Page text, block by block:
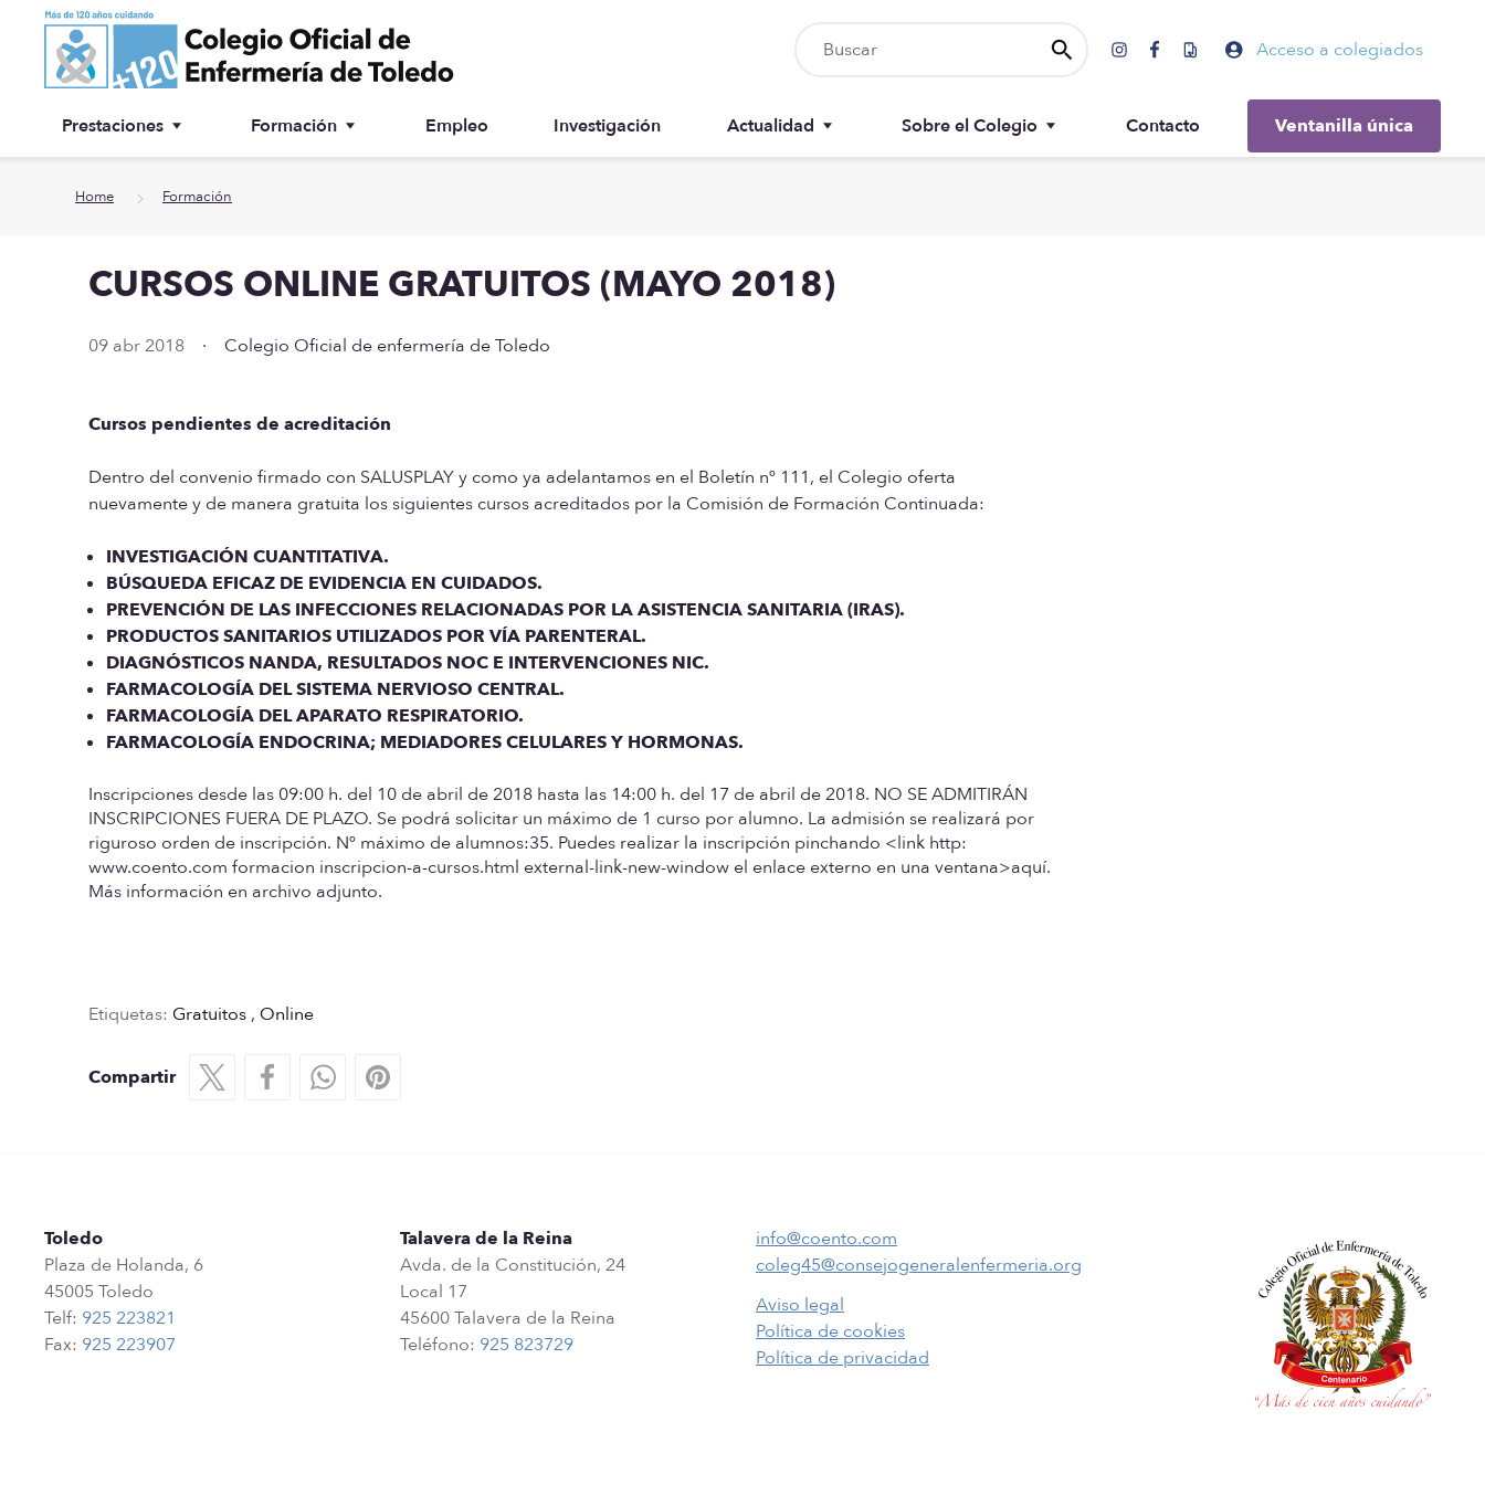
Ir a contenido principal Acceso a colegiados
Prestaciones
Asesoría jurídica
Especialidades
Formación Empleo Investigación Actualidad
Recursos
Sobre el Colegio Contacto Ventanilla única
Home Formación
CURSOS ONLINE GRATUITOS (MAYO 2018)
09 abr 2018 · Colegio Oficial de enfermería de Toledo
Cursos pendientes de acreditación
Dentro del convenio firmado con SALUSPLAY y como ya adelantamos en el Boletín nº 111, el Colegio oferta
nuevamente y de manera gratuita los siguientes cursos acreditados por la Comisión de Formación Continuada:
INVESTIGACIÓN CUANTITATIVA.
BÚSQUEDA EFICAZ DE EVIDENCIA EN CUIDADOS.
PREVENCIÓN DE LAS INFECCIONES RELACIONADAS POR LA ASISTENCIA SANITARIA (IRAS).
PRODUCTOS SANITARIOS UTILIZADOS POR VÍA PARENTERAL.
DIAGNÓSTICOS NANDA, RESULTADOS NOC E INTERVENCIONES NIC.
FARMACOLOGÍA DEL SISTEMA NERVIOSO CENTRAL.
FARMACOLOGÍA DEL APARATO RESPIRATORIO.
FARMACOLOGÍA ENDOCRINA; MEDIADORES CELULARES Y HORMONAS.
Inscripciones desde las 09:00 h. del 10 de abril de 2018 hasta las 14:00 h. del 17 de abril de 2018. NO SE ADMITIRÁN
INSCRIPCIONES FUERA DE PLAZO. Se podrá solicitar un máximo de 1 curso por alumno. La admisión se realizará por
riguroso orden de inscripción. Nº máximo de alumnos:35. Puedes realizar la inscripción pinchando <link http:
www.coento.com formacion inscripcion-a-cursos.html external-link-new-window el enlace externo en una ventana>aquí.
Más información en archivo adjunto.
Etiquetas: Gratuitos , Online
Compartir
Toledo
Plaza de Holanda, 6
45005 Toledo
Telf: 925 223821
Fax: 925 223907
Talavera de la Reina
Avda. de la Constitución, 24
Local 17
45600 Talavera de la Reina
Teléfono: 925 823729
info@coento.com
coleg45@consejogeneralenfermeria.org
Aviso legal
Política de cookies
Política de privacidad